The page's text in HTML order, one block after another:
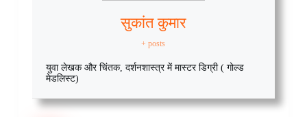
सुकांत कुमार
+ posts
युवा लेखक और चिंतक, दर्शनशास्त्र में मास्टर डिग्री ( गोल्ड
मेडलिस्ट)